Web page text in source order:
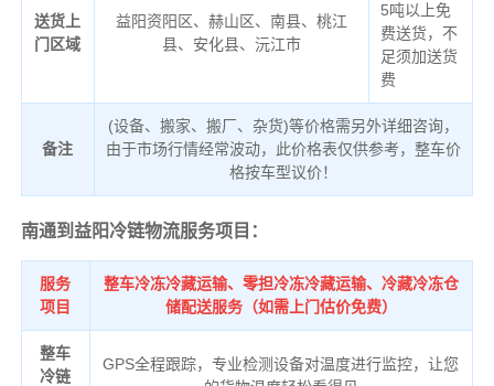
送货上
门区域
益阳资阳区、赫山区、南县、桃江
县、安化县、沅江市
5吨以上免
费送货，不
足须加送货
费
备注
(设备、搬家、搬厂、杂货)等价格需另外详细咨询，
由于市场行情经常波动，此价格表仅供参考，整车价
格按车型议价！
南通到益阳冷链物流服务项目：
服务
项目
整车冷冻冷藏运输、零担冷冻冷藏运输、冷藏冷冻仓
储配送服务（如需上门估价免费）
整车
冷链
GPS全程跟踪，专业检测设备对温度进行监控，让您